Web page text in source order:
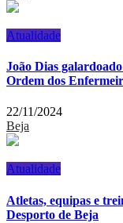
Atualidade
João Dias
Ordem dos
22/11/2024
Beja
Atualidade
Atletas, equipas e
Desporto de Beja